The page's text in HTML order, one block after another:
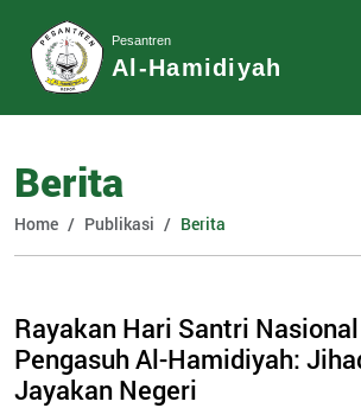
Pesantren
Al-Hamidiyah
Berita
Home Publikasi Berita
Rayakan Hari Santri
Pengasuh Al-Hamidiyah:
Jayakan Negeri